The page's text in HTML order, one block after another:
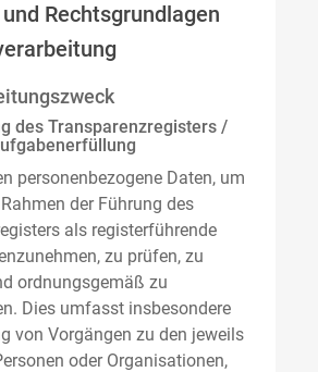
Rechtsgrundlagen
des Transparenzregisters /
personenbezogene Daten, um
der Führung des
als registerführende
zu prüfen, zu
ordnungsgemäß zu
Dies umfasst insbesondere
von Vorgängen zu den jeweils
oder Organisationen,